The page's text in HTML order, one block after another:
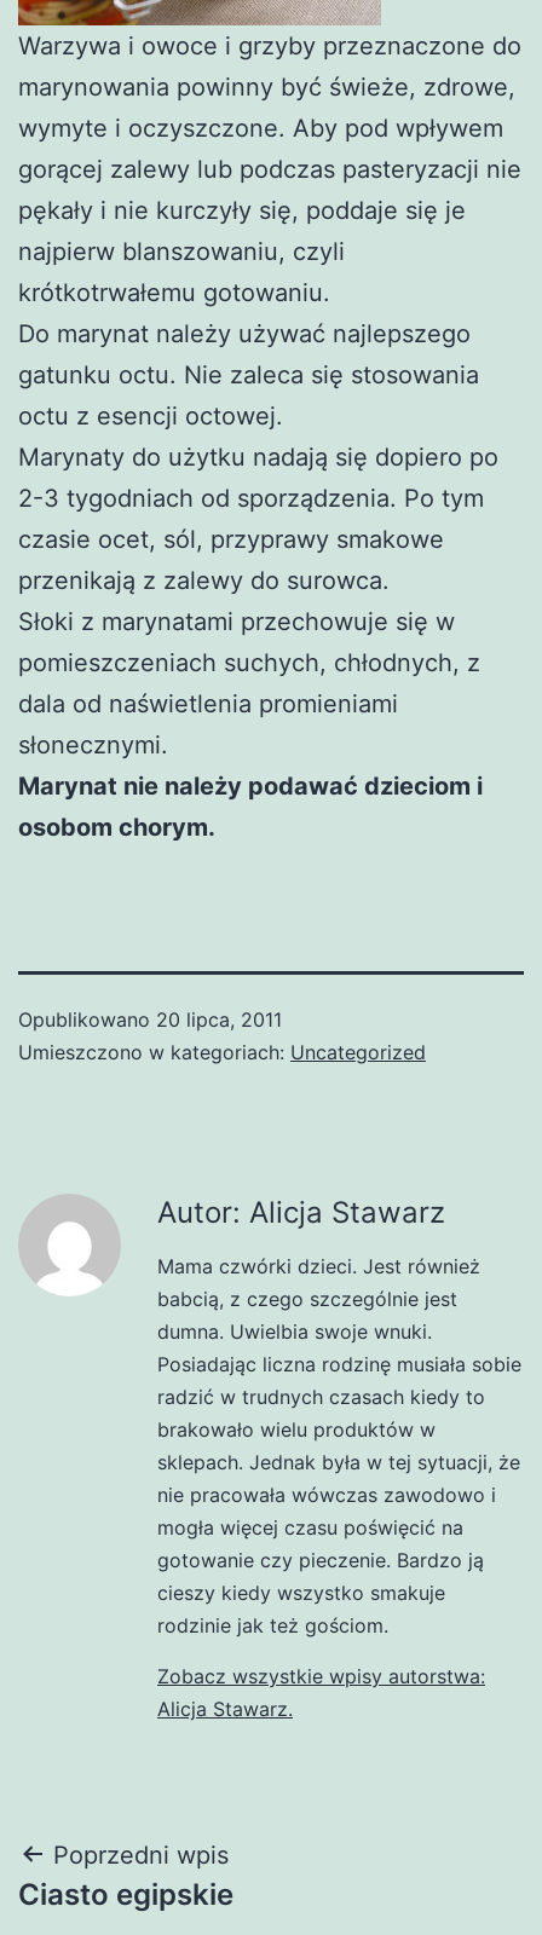
Warzywa i owoce i grzyby przeznaczone do
marynowania powinny być świeże, zdrowe,
wymyte i oczyszczone. Aby pod wpływem
gorącej zalewy lub podczas pasteryzacji nie
pękały i nie kurczyły się, poddaje się je
najpierw blanszowaniu, czyli
krótkotrwałemu gotowaniu.
Do marynat należy używać najlepszego
gatunku octu. Nie zaleca się stosowania
octu z esencji octowej.
Marynaty do użytku nadają się dopiero po
2-3 tygodniach od sporządzenia. Po tym
czasie ocet, sól, przyprawy smakowe
przenikają z zalewy do surowca.
Słoki z marynatami przechowuje się w
pomieszczeniach suchych, chłodnych, z
dala od naświetlenia promieniami
słonecznymi.
Marynat nie należy podawać dzieciom i
osobom chorym.
Opublikowano 20 lipca, 2011
Umieszczono w kategoriach: Uncategorized
Autor: Alicja Stawarz
Mama czwórki dzieci. Jest również
babcią, z czego szczególnie jest
dumna. Uwielbia swoje wnuki.
Posiadając liczna rodzinę musiała sobie
radzić w trudnych czasach kiedy to
brakowało wielu produktów w
sklepach. Jednak była w tej sytuacji, że
nie pracowała wówczas zawodowo i
mogła więcej czasu poświęcić na
gotowanie czy pieczenie. Bardzo ją
cieszy kiedy wszystko smakuje
rodzinie jak też gościom.
Zobacz wszystkie wpisy autorstwa:
Alicja Stawarz.
Nawigacja
wpisu
Poprzedni wpis
Ciasto egipskie